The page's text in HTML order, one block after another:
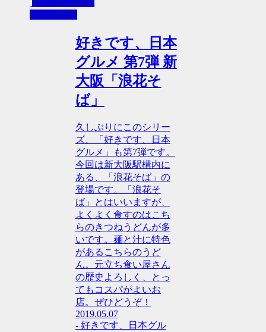
本グルメ！
好きです、日本
グルメ 第7弾 新
大阪「浪花そ
ば」
久しぶりにこのシリー
ズ、「好きです、日本
グルメ」も第7弾です。
今回は新大阪駅構内に
ある、「浪花そば」の
登場です。「浪花そ
ば」とはいいますが、
よくよく食すのはこち
らのきつねうどんが多
いです。麺と汁に特色
があるこちらのうど
ん。元立ち食い屋さん
の歴史よろしく、とっ
てもコスパがよいお
店。ぜひどうぞ！
2019.05.07
- 好きです、日本グル